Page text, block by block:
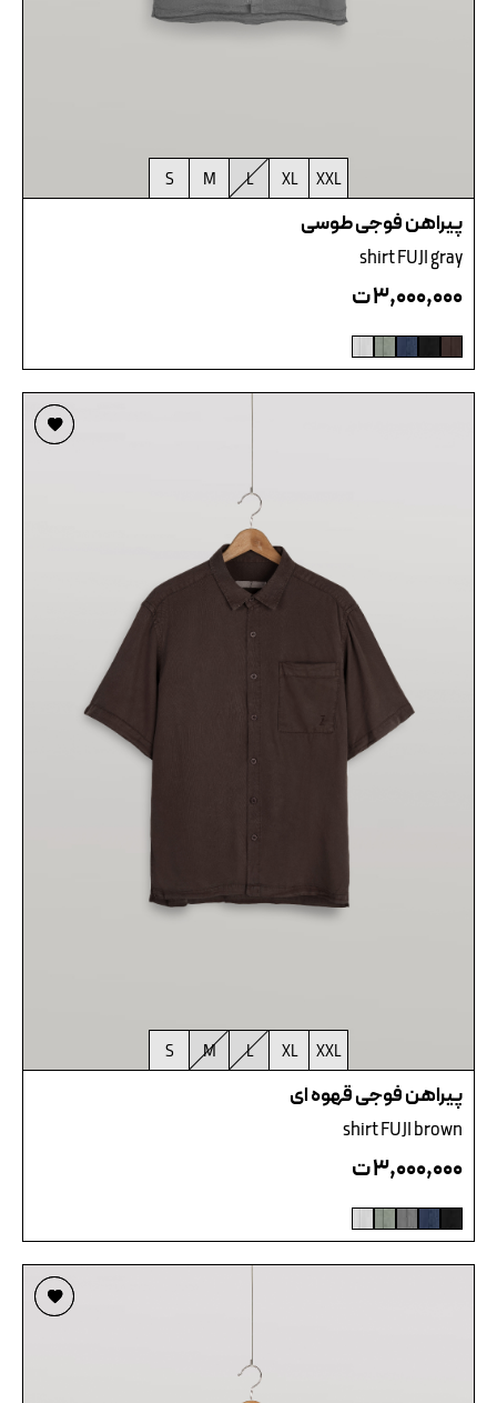
XXL
XL
L
M
S
پیراهن فوجی طوسی
shirt FUJI gray
۳,۰۰۰,۰۰۰ت
XXL
XL
L
M
S
پیراهن فوجی قهوه ای
shirt FUJI brown
۳,۰۰۰,۰۰۰ت